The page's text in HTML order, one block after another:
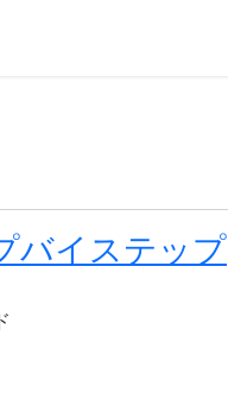
バイステップ